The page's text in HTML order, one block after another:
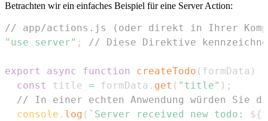
Betrachten wir ein einfaches Beispiel für eine Server Action:
// app/actions.js (oder direkt in Ihrer
"use server" ; // Diese Direktive
export async function createTodo ( formData )
const
title = formData . get ( "title" ) ;
// In einer echten Anwendung würden Sie
console . log ( ` Server received new todo: ${